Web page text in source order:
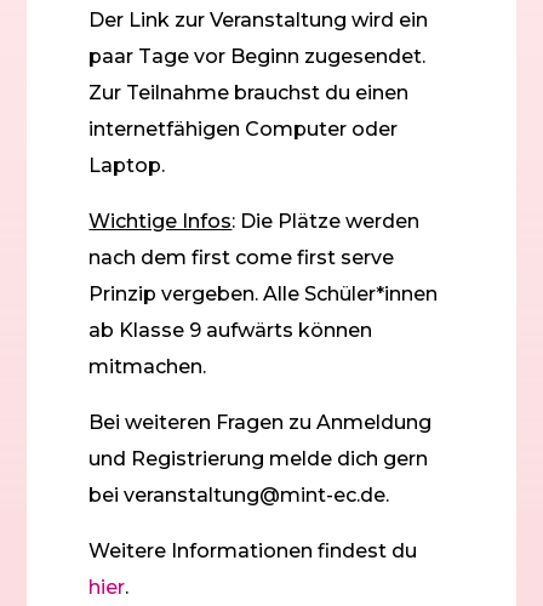
Der Link zur Veranstaltung wird ein
paar Tage vor Beginn zugesendet.
Zur Teilnahme brauchst du einen
internetfähigen Computer oder
Laptop.
Wichtige Infos: Die Plätze werden
nach dem first come first serve
Prinzip vergeben. Alle Schüler*innen
ab Klasse 9 aufwärts können
mitmachen.
Bei weiteren Fragen zu Anmeldung
und Registrierung melde dich gern
bei veranstaltung@mint-ec.de.
Weitere Informationen findest du
hier.